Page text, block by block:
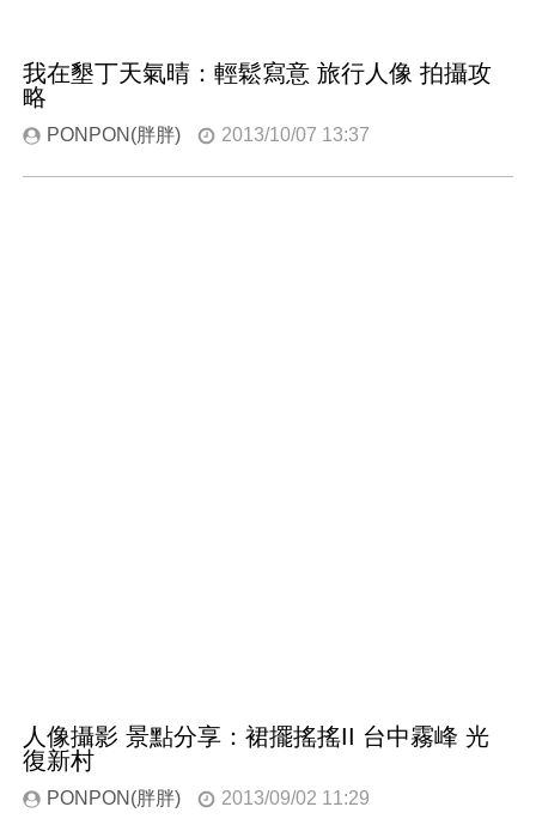
我在墾丁天氣晴：輕鬆寫意 旅行人像 拍攝攻
略
PONPON(胖胖) 2013/10/07 13:37
人像攝影 景點分享：裙擺搖搖II 台中霧峰 光
復新村
PONPON(胖胖) 2013/09/02 11:29